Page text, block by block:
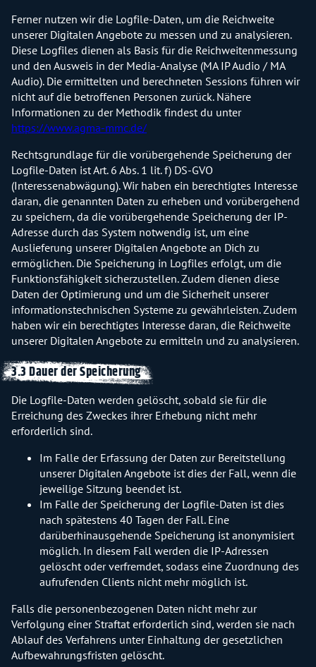
Ferner nutzen wir die Logfile-Daten, um die Reichweite
unserer Digitalen Angebote zu messen und zu analysieren.
Diese Logfiles dienen als Basis für die Reichweitenmessung
und den Ausweis in der Media-Analyse (MA IP Audio / MA
Audio). Die ermittelten und berechneten Sessions führen wir
nicht auf die betroffenen Personen zurück. Nähere
Informationen zu der Methodik findest du unter
https://www.agma-mmc.de/
Rechtsgrundlage für die vorübergehende Speicherung der
Logfile-Daten ist Art. 6 Abs. 1 lit. f) DS-GVO
(Interessenabwägung). Wir haben ein berechtigtes Interesse
daran, die genannten Daten zu erheben und vorübergehend
zu speichern, da die vorübergehende Speicherung der IP-
Adresse durch das System notwendig ist, um eine
Auslieferung unserer Digitalen Angebote an Dich zu
ermöglichen. Die Speicherung in Logfiles erfolgt, um die
Funktionsfähigkeit sicherzustellen. Zudem dienen diese
Daten der Optimierung und um die Sicherheit unserer
informationstechnischen Systeme zu gewährleisten. Zudem
haben wir ein berechtigtes Interesse daran, die Reichweite
unserer Digitalen Angebote zu ermitteln und zu analysieren.
3.3 Dauer der Speicherung
Die Logfile-Daten werden gelöscht, sobald sie für die
Erreichung des Zweckes ihrer Erhebung nicht mehr
erforderlich sind.
Im Falle der Erfassung der Daten zur Bereitstellung
unserer Digitalen Angebote ist dies der Fall, wenn die
jeweilige Sitzung beendet ist.
Im Falle der Speicherung der Logfile-Daten ist dies
nach spätestens 40 Tagen der Fall. Eine
darüberhinausgehende Speicherung ist anonymisiert
möglich. In diesem Fall werden die IP-Adressen
gelöscht oder verfremdet, sodass eine Zuordnung des
aufrufenden Clients nicht mehr möglich ist.
Falls die personenbezogenen Daten nicht mehr zur
Verfolgung einer Straftat erforderlich sind, werden sie nach
Ablauf des Verfahrens unter Einhaltung der gesetzlichen
Aufbewahrungsfristen gelöscht.